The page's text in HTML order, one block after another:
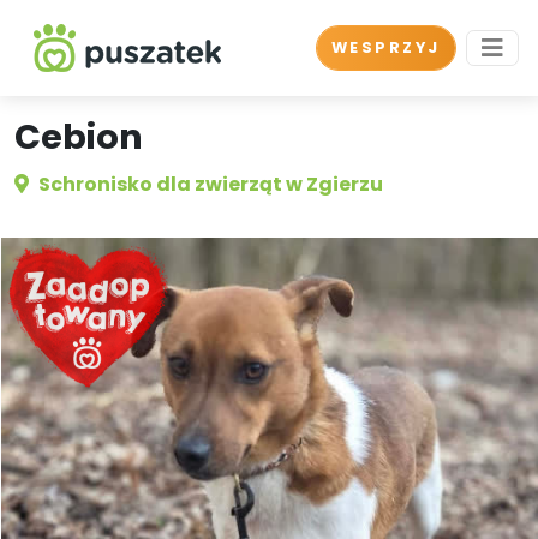
WESPRZYJ
Cebion
Schronisko dla zwierząt w Zgierzu